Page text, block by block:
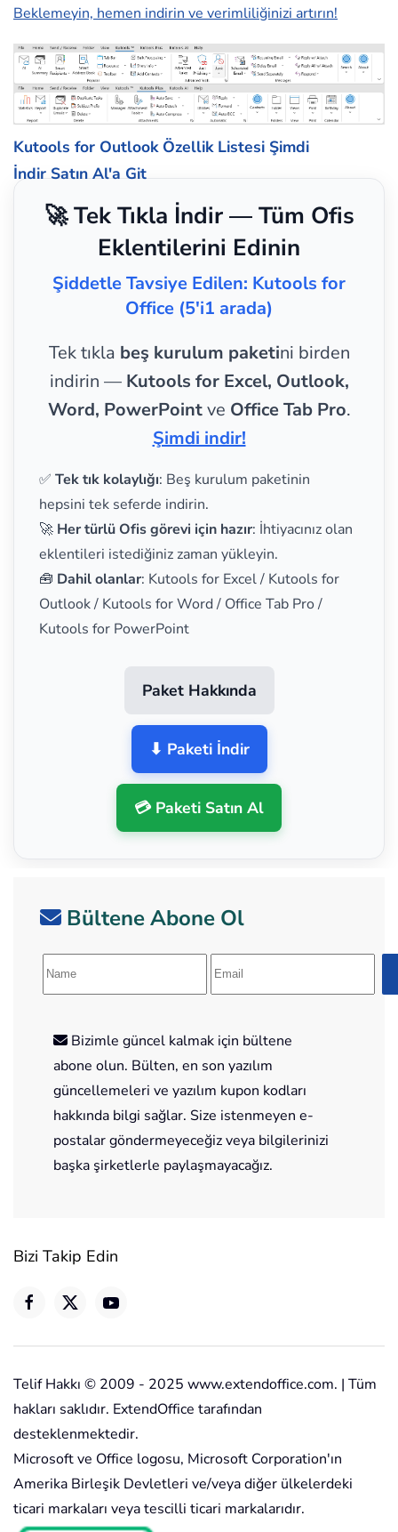
Beklemeyin, hemen indirin ve verimliliğinizi artırın!
Kutools for Outlook Özellik Listesi Şimdi
İndir Satın Al'a Git
🚀 Tek Tıkla İndir — Tüm Ofis
Eklentilerini Edinin
Şiddetle Tavsiye Edilen: Kutools for
Office (5'i1 arada)
Tek tıkla beş kurulum paketini birden
indirin — Kutools for Excel, Outlook,
Word, PowerPointve Office Tab Pro.
Şimdi indir!
✅ Tek tık kolaylığı: Beş kurulum paketinin
hepsini tek seferde indirin.
🚀 Her türlü Ofis görevi için hazır: İhtiyacınız olan
eklentileri istediğiniz zaman yükleyin.
🧰 Dahil olanlar: Kutools for Excel / Kutools for
Outlook / Kutools for Word / Office Tab Pro /
Kutools for PowerPoint
Paket Hakkında
⬇ Paketi İndir
💳 Paketi Satın Al
Bültene Abone Ol
Bizimle güncel kalmak için bültene
abone olun. Bülten, en son yazılım
güncellemeleri ve yazılım kupon kodları
hakkında bilgi sağlar. Size istenmeyen e-
postalar göndermeyeceğiz veya bilgilerinizi
başka şirketlerle paylaşmayacağız.
Bizi Takip Edin
Telif Hakkı © 2009 - 2025 www.extendoffice.com. | Tüm
hakları saklıdır. ExtendOffice tarafından
desteklenmektedir.
Microsoft ve Office logosu, Microsoft Corporation'ın
Amerika Birleşik Devletleri ve/veya diğer ülkelerdeki
ticari markaları veya tescilli ticari markalarıdır.